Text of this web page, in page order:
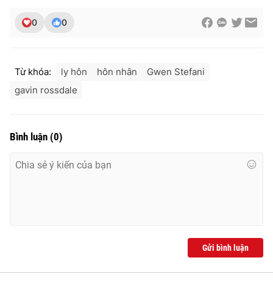
Tổng đài VTV:
024.38 355 931 - 024.38 355 932
Liên hệ quảng cáo:
® Cấm sao chép dưới mọi hình thức nếu không có sự chấp
0 0
Từ khóa: ly hôn hôn nhân
Gwen Stefani
gavin rossdale
Bình luận (0)
Gửi bình luận